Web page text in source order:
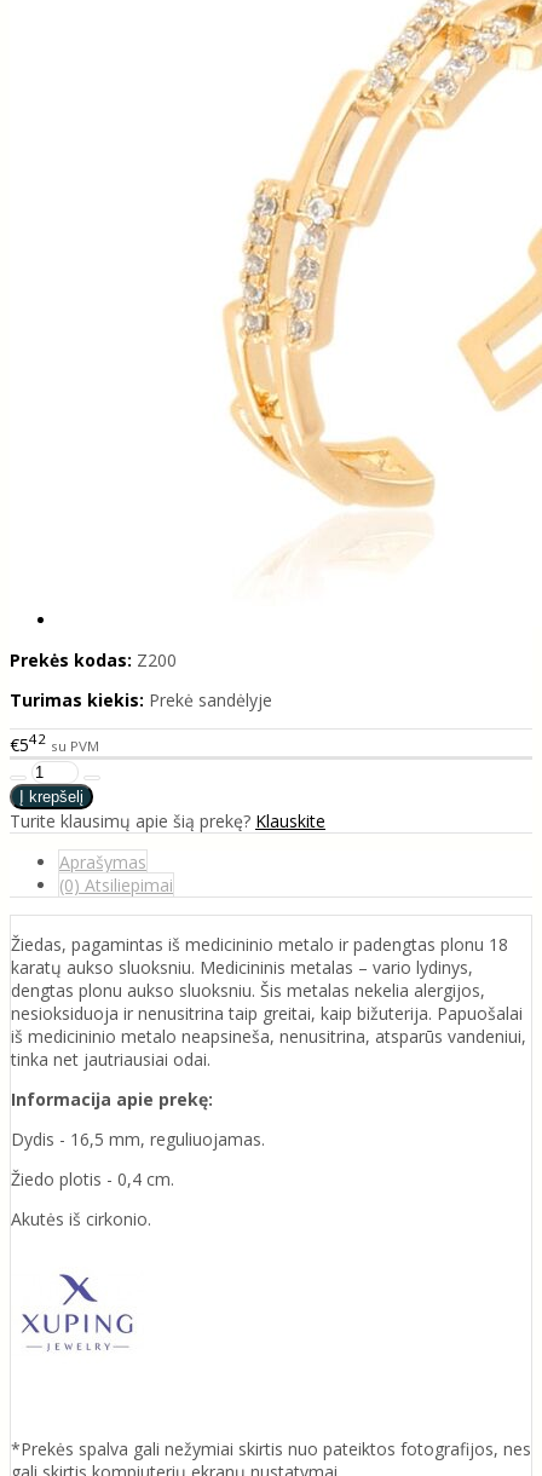
Prekės kodas: Z200
Turimas kiekis: Prekė sandėlyje
€542 su PVM
Turite klausimų apie šią prekę? Klauskite
Aprašymas
(0) Atsiliepimai
Žiedas, pagamintas iš medicininio metalo ir padengtas plonu 18
karatų aukso sluoksniu. Medicininis metalas – vario lydinys,
dengtas plonu aukso sluoksniu. Šis metalas nekelia alergijos,
nesioksiduoja ir nenusitrina taip greitai, kaip bižuterija. Papuošalai
iš medicininio metalo neapsineša, nenusitrina, atsparūs vandeniui,
tinka net jautriausiai odai.
Informacija apie prekę:
Dydis - 16,5 mm, reguliuojamas.
Žiedo plotis - 0,4 cm.
Akutės iš cirkonio.
*Prekės spalva gali nežymiai skirtis nuo pateiktos fotografijos, nes